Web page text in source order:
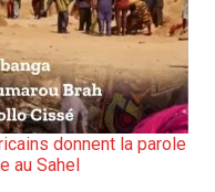
donnent la parole
au Sahel